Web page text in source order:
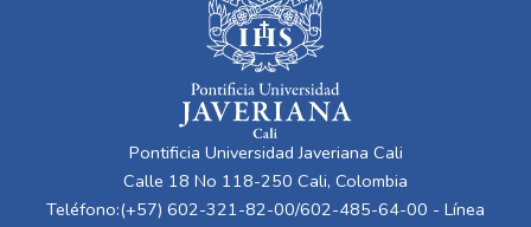
Pontificia Universidad Javeriana Cali
Calle 18 No 118-250 Cali, Colombia
Teléfono:(+57) 602-321-82-00/602-485-64-00 - Línea